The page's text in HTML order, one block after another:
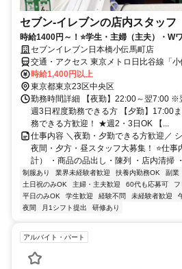
セブン-イレブンの店内スタッフ
時給1400円～！⭐学生・主婦（主夫）・W
セブンイレブン日本橋小伝馬町店
交通・アクセス 東京メトロ日比谷線「
時給1,400円以上
東京都東京23区中央区
勤務時間詳細 【夜勤】22:00～翌7:00
週3日程度勤務できる方 【夕勤】17:00
務できる方歓迎！ ★週2・3日OK 【...
仕事内容 ＼夜勤・夕勤できる方歓迎／
夜間・夕方・昼スタッフ大募集！ ⭐仕
計） ・商品の品出し・陳列 ・店内清掃
制服あり 業界未経験者歓迎 扶養内勤務OK 副業
土日祝のみOK
主婦・主夫歓迎 60代も応募可
平日のみOK
学生歓迎 経験不問 未経験者歓迎
夜間
月1シフト提出 研修あり
アルバイト・パート